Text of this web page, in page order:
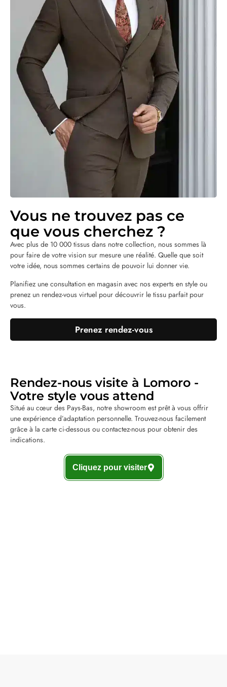
Vous ne trouvez pas ce
que vous cherchez ?
Avec plus de 10 000 tissus dans notre collection, nous sommes là
pour faire de votre vision sur mesure une réalité. Quelle que soit
votre idée, nous sommes certains de pouvoir lui donner vie.
Planifiez une consultation en magasin avec nos experts en style ou
prenez un rendez-vous virtuel pour découvrir le tissu parfait pour
vous.
Prenez rendez-vous
Rendez-nous visite à Lomoro -
Votre style vous attend
Situé au cœur des Pays-Bas, notre showroom est prêt à vous offrir
une expérience d’adaptation personnelle. Trouvez-nous facilement
grâce à la carte ci-dessous ou contactez-nous pour obtenir des
indications.
Cliquez pour visiter